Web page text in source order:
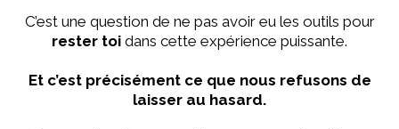
C’est une question de ne pas avoir eu les outils pour
rester toi dans cette expérience puissante.
Et c’est précisément ce que nous refusons de
laisser au hasard.